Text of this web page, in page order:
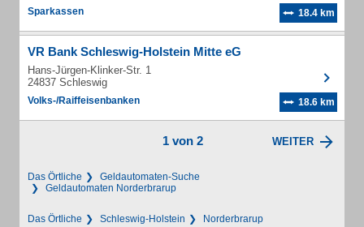
Sparkassen 18.4 km
VR Bank Schleswig-Holstein Mitte eG
Hans-Jürgen-Klinker-Str. 1
24837 Schleswig
Volks-/Raiffeisenbanken 18.6 km
1 von 2 WEITER
Das Örtliche
Geldautomaten-Suche
Geldautomaten Norderbrarup
Das Örtliche Schleswig-Holstein Norderbrarup